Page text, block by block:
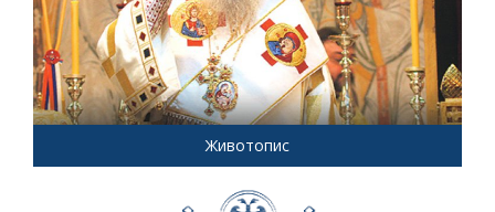
Животопис